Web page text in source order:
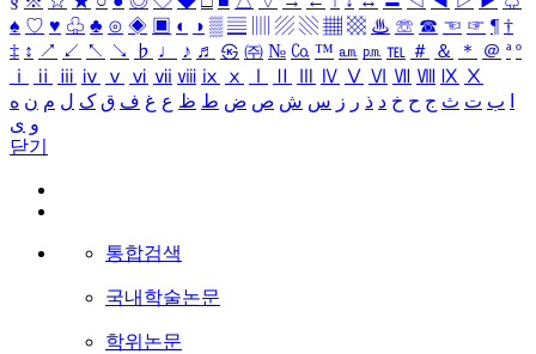
♠ ♡ ♥ ♧ ♣ ⊙ ◈ ▣ ◐ ◑ ▒ ▤ ▨ ▧ ▦ ▩ ♨ ☏ ☎ ☜ ☞ ¶ †
‡ ↕ ↗ ↙ ↖ ↘ ♭ ♩ ♪ ♬ ㉿ ㈜ № ㏇ ™ ㏂ ㏘ ℡ ＃ ＆ ＊ ＠ ª º
ⅰ
ⅱ ⅲ ⅳ ⅴ ⅵ ⅶ ⅷ ⅸ ⅹ Ⅳ Ⅴ Ⅵ Ⅶ Ⅷ Ⅸ Ⅹ
ب ت ث ج ح خ د ذ ر ز س ش ص ض ط ظ ع غ ف ق ک ل م ن ه
و ی
닫기
통합검색
국내학술논문
학위논문